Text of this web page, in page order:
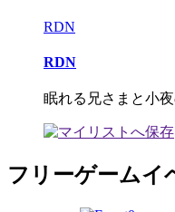
RDN
RDN
眠れる兄さまと小
フリーゲームイ